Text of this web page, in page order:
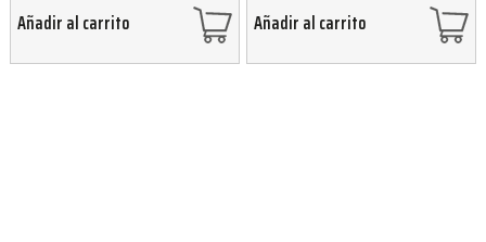
Añadir al carrito Añadir al carrito